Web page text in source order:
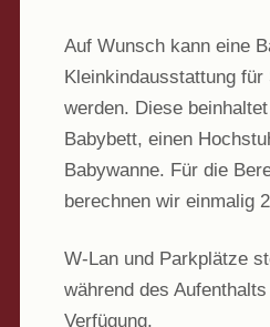
Auf Wunsch kann eine
Kleinkindausstattung
werden. Diese
Babybett, einen
Babywanne. Für die
berechnen wir einmalig
W-Lan und Parkplätze
während des
Verfügung.